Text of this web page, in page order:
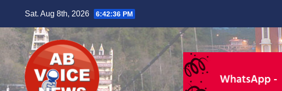
content
Sat. Aug 8th, 2026 6:42:37 PM